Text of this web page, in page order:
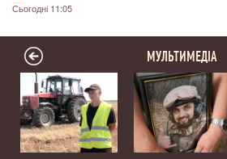
Сьогодні 11:05
МУЛЬТИМЕДІА